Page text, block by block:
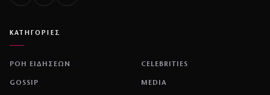
ΚΑΤΗΓΟΡΙΕΣ
ΡΟΗ ΕΙΔΗΣΕΩΝ CELEBRITIES
GOSSIP MEDIA